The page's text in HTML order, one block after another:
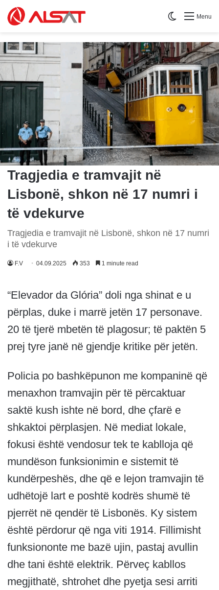
Menu
Switch skin
Tragjedia e tramvajit në
Lisbonë, shkon në 17 numri i
të vdekurve
Tragjedia e tramvajit në Lisbonë, shkon në 17 numri
i të vdekurve
F.V 04.09.2025 353 1 minute read
“Elevador da Glória” doli nga shinat e u
përplas, duke i marrë jetën 17 personave.
20 të tjerë mbetën të plagosur; të paktën 5
prej tyre janë në gjendje kritike për jetën.
Policia po bashkëpunon me kompaninë që
menaxhon tramvajin për të përcaktuar
saktë kush ishte në bord, dhe çfarë e
shkaktoi përplasjen. Në mediat lokale,
fokusi është vendosur tek te kablloja që
mundëson funksionimin e sistemit të
kundërpeshës, dhe që e lejon tramvajin të
udhëtojë lart e poshtë kodrës shumë të
pjerrët në qendër të Lisbonës. Ky sistem
është përdorur që nga viti 1914. Fillimisht
funksiononte me bazë ujin, pastaj avullin
dhe tani është elektrik. Përveç kabllos
megjithatë, shtrohet dhe pyetja sesi arriti